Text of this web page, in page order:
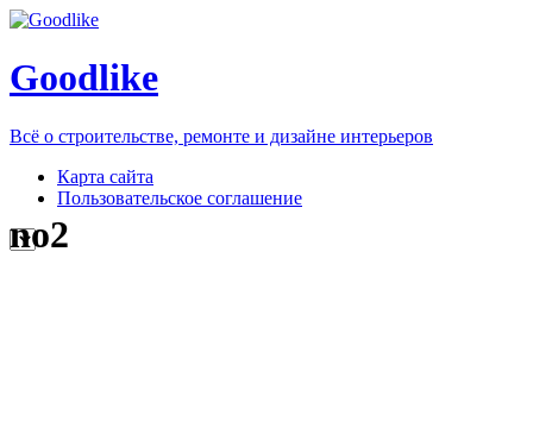
Goodlike
Всё о строительстве, ремонте и дизайне интерьеров
Карта сайта
Пользовательское соглашение
no2